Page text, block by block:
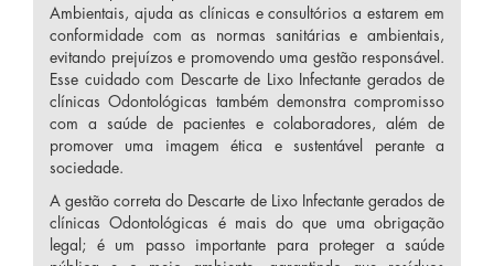
Ambientais, ajuda as clínicas e consultórios a estarem em
conformidade com as normas sanitárias e ambientais,
evitando prejuízos e promovendo uma gestão responsável.
Esse cuidado com Descarte de Lixo Infectante gerados de
clínicas Odontológicas também demonstra compromisso
com a saúde de pacientes e colaboradores, além de
promover uma imagem ética e sustentável perante a
sociedade.
A gestão correta do Descarte de Lixo Infectante gerados de
clínicas Odontológicas é mais do que uma obrigação
legal; é um passo importante para proteger a saúde